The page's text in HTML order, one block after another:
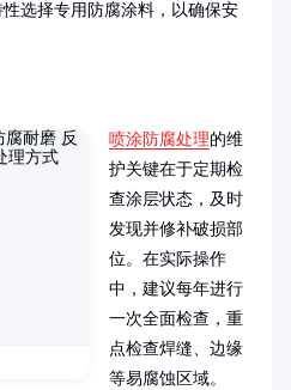
选择专用防腐涂料，以确保安
喷涂防腐处理的维
护关键在于定期检
查涂层状态，及时
发现并修补破损部
位。在实际操作
中，建议每年进行
一次全面检查，重
点检查焊缝、边缘
等易腐蚀区域。